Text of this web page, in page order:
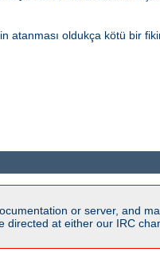
atanması oldukça kötü bir
or server, and
at either our IRC